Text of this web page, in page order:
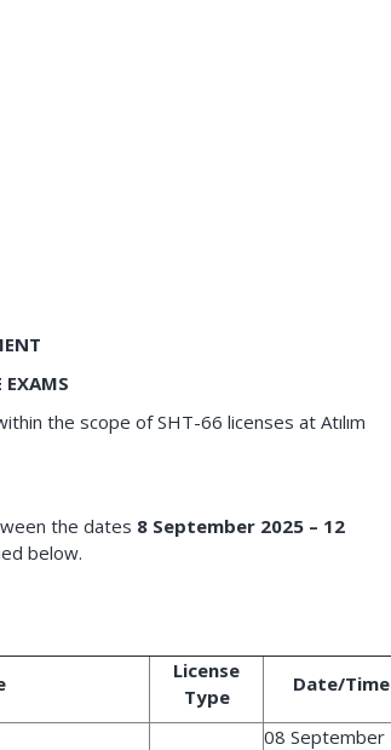
the scope of SHT-66 licenses at Atılım
the dates 8 September 2025 – 12
below.
License
Type
Date/Time
08 September